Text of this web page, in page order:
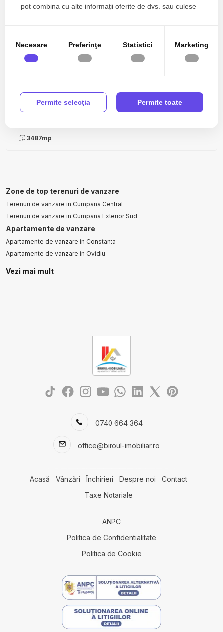
Vânzare Teren Intravilan pentru Casă/Vilă sau Alte
Proiecte
3487mp
Zone de top terenuri de vanzare
Terenuri de vanzare in Cumpana Central
Terenuri de vanzare in Cumpana Exterior Sud
Apartamente de vanzare
Apartamente de vanzare in Constanta
Apartamente de vanzare in Ovidiu
Case de vanzare in Constanta
Case de vanzare in Cumpana Central
Case de vanzare in Constanta Tomis II
Case de vanzare in Constanta Km 4-5
Case de vanzare in Dobromir
Terenuri de vanzare in Agigea
Terenuri de vanzare in Cumpana
Terenuri de vanzare in Constanta Km 5
Terenuri de vanzare in Eforie Nord
Terenuri de vanzare in Fetesti Est
Spatii comerciale de vanzare in Mihail Kogalniceanu
Vezi mai mult
0740 664 364
office@biroul-imobiliar.ro
Acasă Vânzări Închirieri Despre noi
Contact
Taxe Notariale
ANPC
Politica de Confidentialitate
Politica de Cookie
pot combina cu alte informații oferite de dvs. sau culese
Necesare Preferinţe Statistici Marketing
Permite selecţia Permite toate